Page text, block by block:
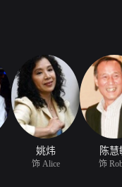
姚炜
饰 Alice
陈慧
饰